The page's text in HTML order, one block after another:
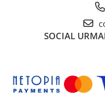
SOCIAL